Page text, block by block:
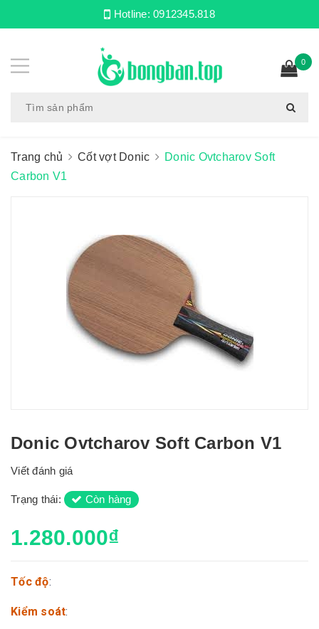
Hotline: 0912345.818
0
Trang chủ Cốt vợt Donic
Donic Ovtcharov Soft
Carbon V1
Donic Ovtcharov Soft Carbon V1
Viết đánh giá
Trạng thái: Còn hàng
1.280.000₫
Tốc độ:
Kiểm soát: